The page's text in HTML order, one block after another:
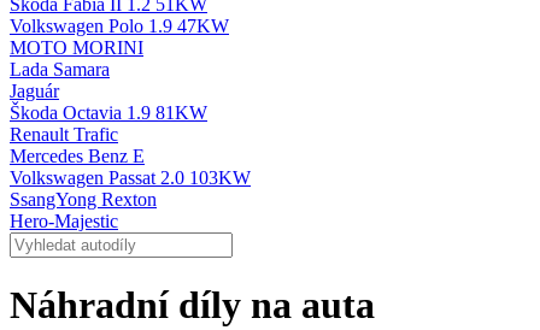
Škoda Fabia II 1.2 51KW
Volkswagen Polo 1.9 47KW
MOTO MORINI
Lada Samara
Jaguár
Škoda Octavia 1.9 81KW
Renault Trafic
Mercedes Benz E
Volkswagen Passat 2.0 103KW
SsangYong Rexton
Hero-Majestic
Náhradní díly na auta